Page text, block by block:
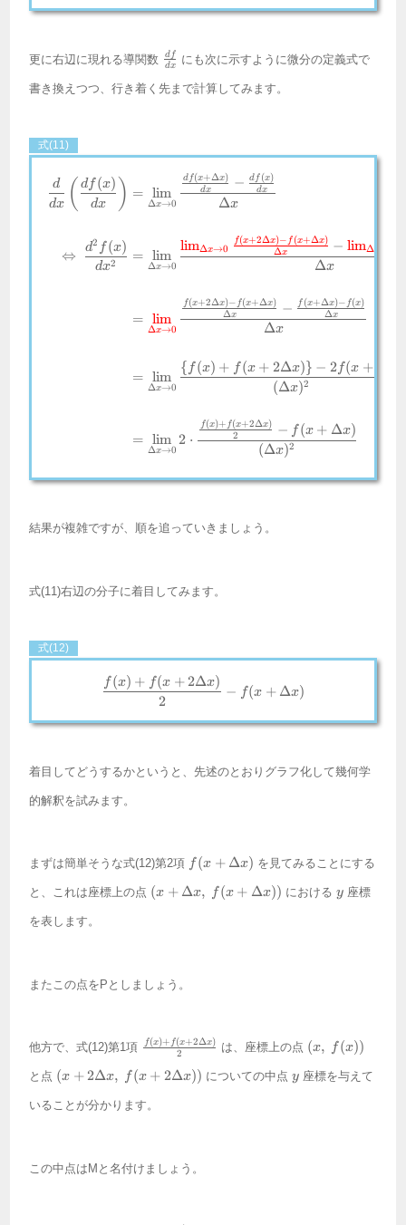
更に右辺に現れる導関数 \frac{df}
{dx}
dx
df にも次に示すように微分の定義式で
書き換えつつ、行き着く先まで計算してみます。
式(11)
\begin{align*}
dx
d ( dx
df (x) )
⇔
dx2
d2 f(x)
=
Δx→0
lim
Δx
dx
df(x+Δx) − dx
df (x)
=
Δx→0
lim
Δx
limΔx→0 Δx
f(x+2Δx)− f (x+Δx) − limΔx
=
Δx→0
lim
Δx
Δx
f(x+2Δx)− f (x+Δx) − Δx
f (x+Δx)− f(x)
=
Δx→0
lim
(Δx)2
{ f (x) + f (x + 2Δx)} − 2f(x +
=
Δx→0
lim 2 ⋅
(Δx)2
2
f(x)+ f (x+2Δx) − f (x + Δx)
結果が複雑ですが、順を追っていきましょう。
式(11)右辺の分子に着目してみます。
式(12)
\frac{f(x) + f(x + 2\Delta
2
f (x) + f(x + 2Δx)
− f(x + Δx)
着目してどうするかというと、先述のとおりグラフ化して幾何学
的解釈を試みます。
まずは簡単そうな式(12)第2項 f(x +
\Delta
x)
f (x + Δx) を見てみることにする
と、これは座標上の点 (x +
\Delta
(x + Δx, f (x + Δx)) における y
y 座標
を表します。
またこの点をPとしましょう。
他方で、式(12)第1項 \frac{f(x)
+ f(x +
2\Delta
2
f(x)+ f (x+2Δx) は、座標上の点 (x,~f(x))
(x, f (x))
と点 (x +
2\Delta
x, ~ f(x
(x + 2Δx, f (x + 2Δx)) についての中点 y
y 座標を与えて
いることが分かります。
この中点はMと名付けましょう。